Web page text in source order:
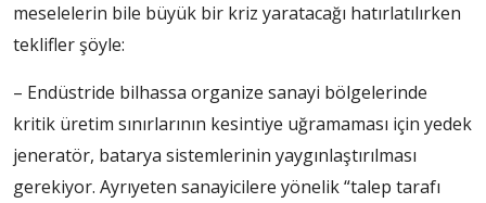
meselelerin bile büyük bir kriz yaratacağı hatırlatılırken
teklifler şöyle:
– Endüstride bilhassa organize sanayi bölgelerinde
kritik üretim sınırlarının kesintiye uğramaması için yedek
jeneratör, batarya sistemlerinin yaygınlaştırılması
gerekiyor. Ayrıyeten sanayicilere yönelik “talep tarafı